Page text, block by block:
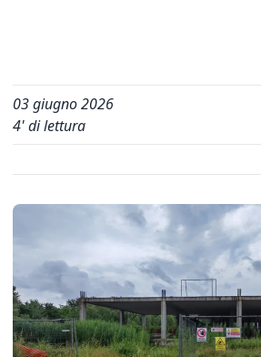
03 giugno 2026
4' di lettura